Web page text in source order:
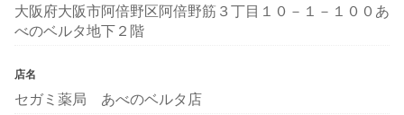
大阪府大阪市阿倍野区阿倍野筋３丁目１０－１－１００あ
べのベルタ地下２階
店名
セガミ薬局 あべのベルタ店